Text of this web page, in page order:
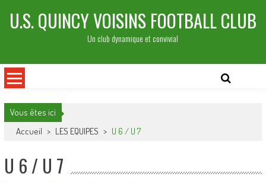
content
U.S. QUINCY VOISINS FOOTBALL CLUB
Un club dynamique et convivial
Vous êtes ici
Accueil > LES EQUIPES > U 6 / U 7
U 6 / U 7